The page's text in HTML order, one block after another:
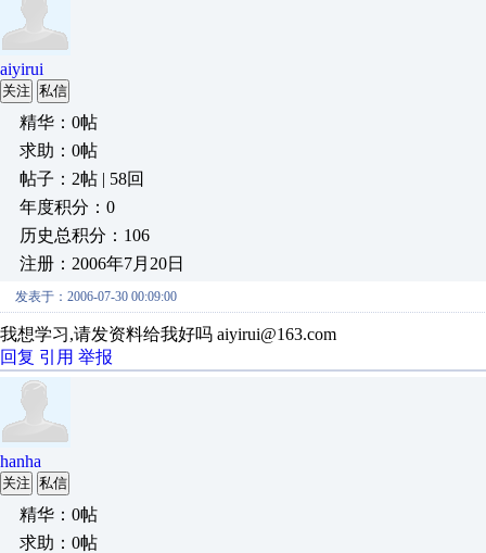
aiyirui
关注 私信
精华：0帖
求助：0帖
帖子：2帖 | 58回
年度积分：0
历史总积分：106
注册：2006年7月20日
发表于：2006-07-30 00:09:00
我想学习,请发资料给我好吗 aiyirui@163.com
回复 引用 举报
hanha
关注 私信
精华：0帖
求助：0帖